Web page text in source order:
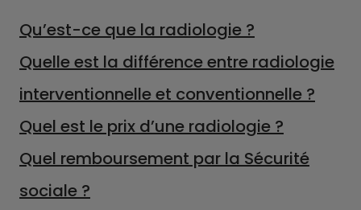
Qu’est-ce que la radiologie ?
Quelle est la différence entre radiologie
interventionnelle et conventionnelle ?
Quel est le prix d’une radiologie ?
Quel remboursement par la Sécurité
sociale ?